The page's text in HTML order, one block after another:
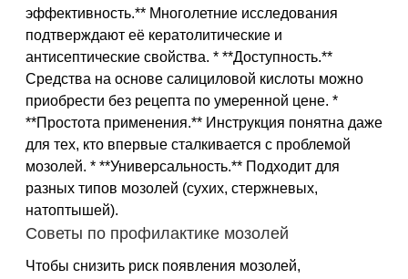
эффективность.** Многолетние исследования
подтверждают её кератолитические и
антисептические свойства. * **Доступность.**
Средства на основе салициловой кислоты можно
приобрести без рецепта по умеренной цене. *
**Простота применения.** Инструкция понятна даже
для тех, кто впервые сталкивается с проблемой
мозолей. * **Универсальность.** Подходит для
разных типов мозолей (сухих, стержневых,
натоптышей).
Советы по профилактике мозолей
Чтобы снизить риск появления мозолей,